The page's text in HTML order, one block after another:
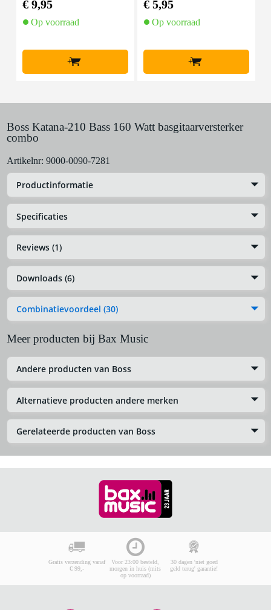
€ 9,95
Op voorraad
+
€ 5,95
Op voorraad
+
Boss Katana-210 Bass 160 Watt basgitaarversterker
combo
Artikelnr: 9000-0090-7281
Productinformatie
Specificaties
Reviews (1)
Downloads (6)
Combinatievoordeel (30)
Meer producten bij Bax Music
Andere producten van Boss
Alternatieve producten andere merken
Gerelateerde producten van Boss
Gratis verzending vanaf
€ 99,-
Voor 23:00 besteld,
morgen in huis (mits
op voorraad)
30 dagen 'niet goed
geld terug' garantie!